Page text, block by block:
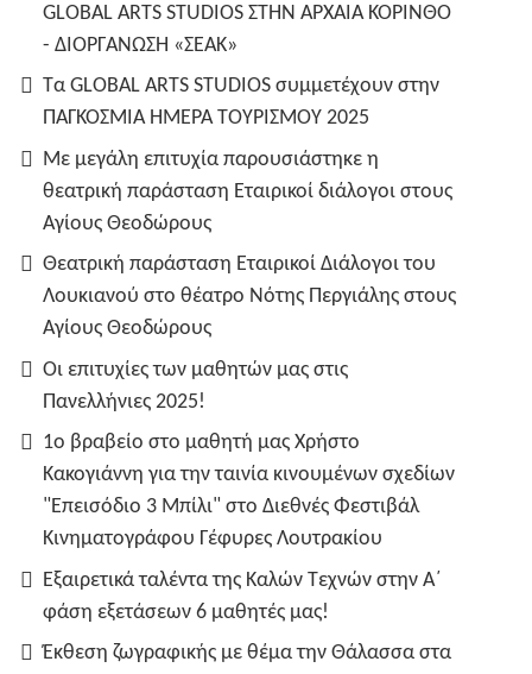
GLOBAL ARTS STUDIOS ΣΤΗΝ ΑΡΧΑΙΑ ΚΟΡΙΝΘΟ
- ΔΙΟΡΓΑΝΩΣΗ «ΣΕΑΚ»
Τα GLOBAL ARTS STUDIOS συμμετέχουν στην
ΠΑΓΚΟΣΜΙΑ ΗΜΕΡΑ ΤΟΥΡΙΣΜΟΥ 2025
Με μεγάλη επιτυχία παρουσιάστηκε η
θεατρική παράσταση Εταιρικοί διάλογοι στους
Αγίους Θεοδώρους
Θεατρική παράσταση Εταιρικοί Διάλογοι του
Λουκιανού στο θέατρο Νότης Περγιάλης στους
Αγίους Θεοδώρους
Οι επιτυχίες των μαθητών μας στις
Πανελλήνιες 2025!
1ο βραβείο στο μαθητή μας Χρήστο
Κακογιάννη για την ταινία κινουμένων σχεδίων
"Επεισόδιο 3 Μπίλι" στο Διεθνές Φεστιβάλ
Κινηματογράφου Γέφυρες Λουτρακίου
Εξαιρετικά ταλέντα της Καλών Τεχνών στην Α΄
φάση εξετάσεων 6 μαθητές μας!
Έκθεση ζωγραφικής με θέμα την Θάλασσα στα